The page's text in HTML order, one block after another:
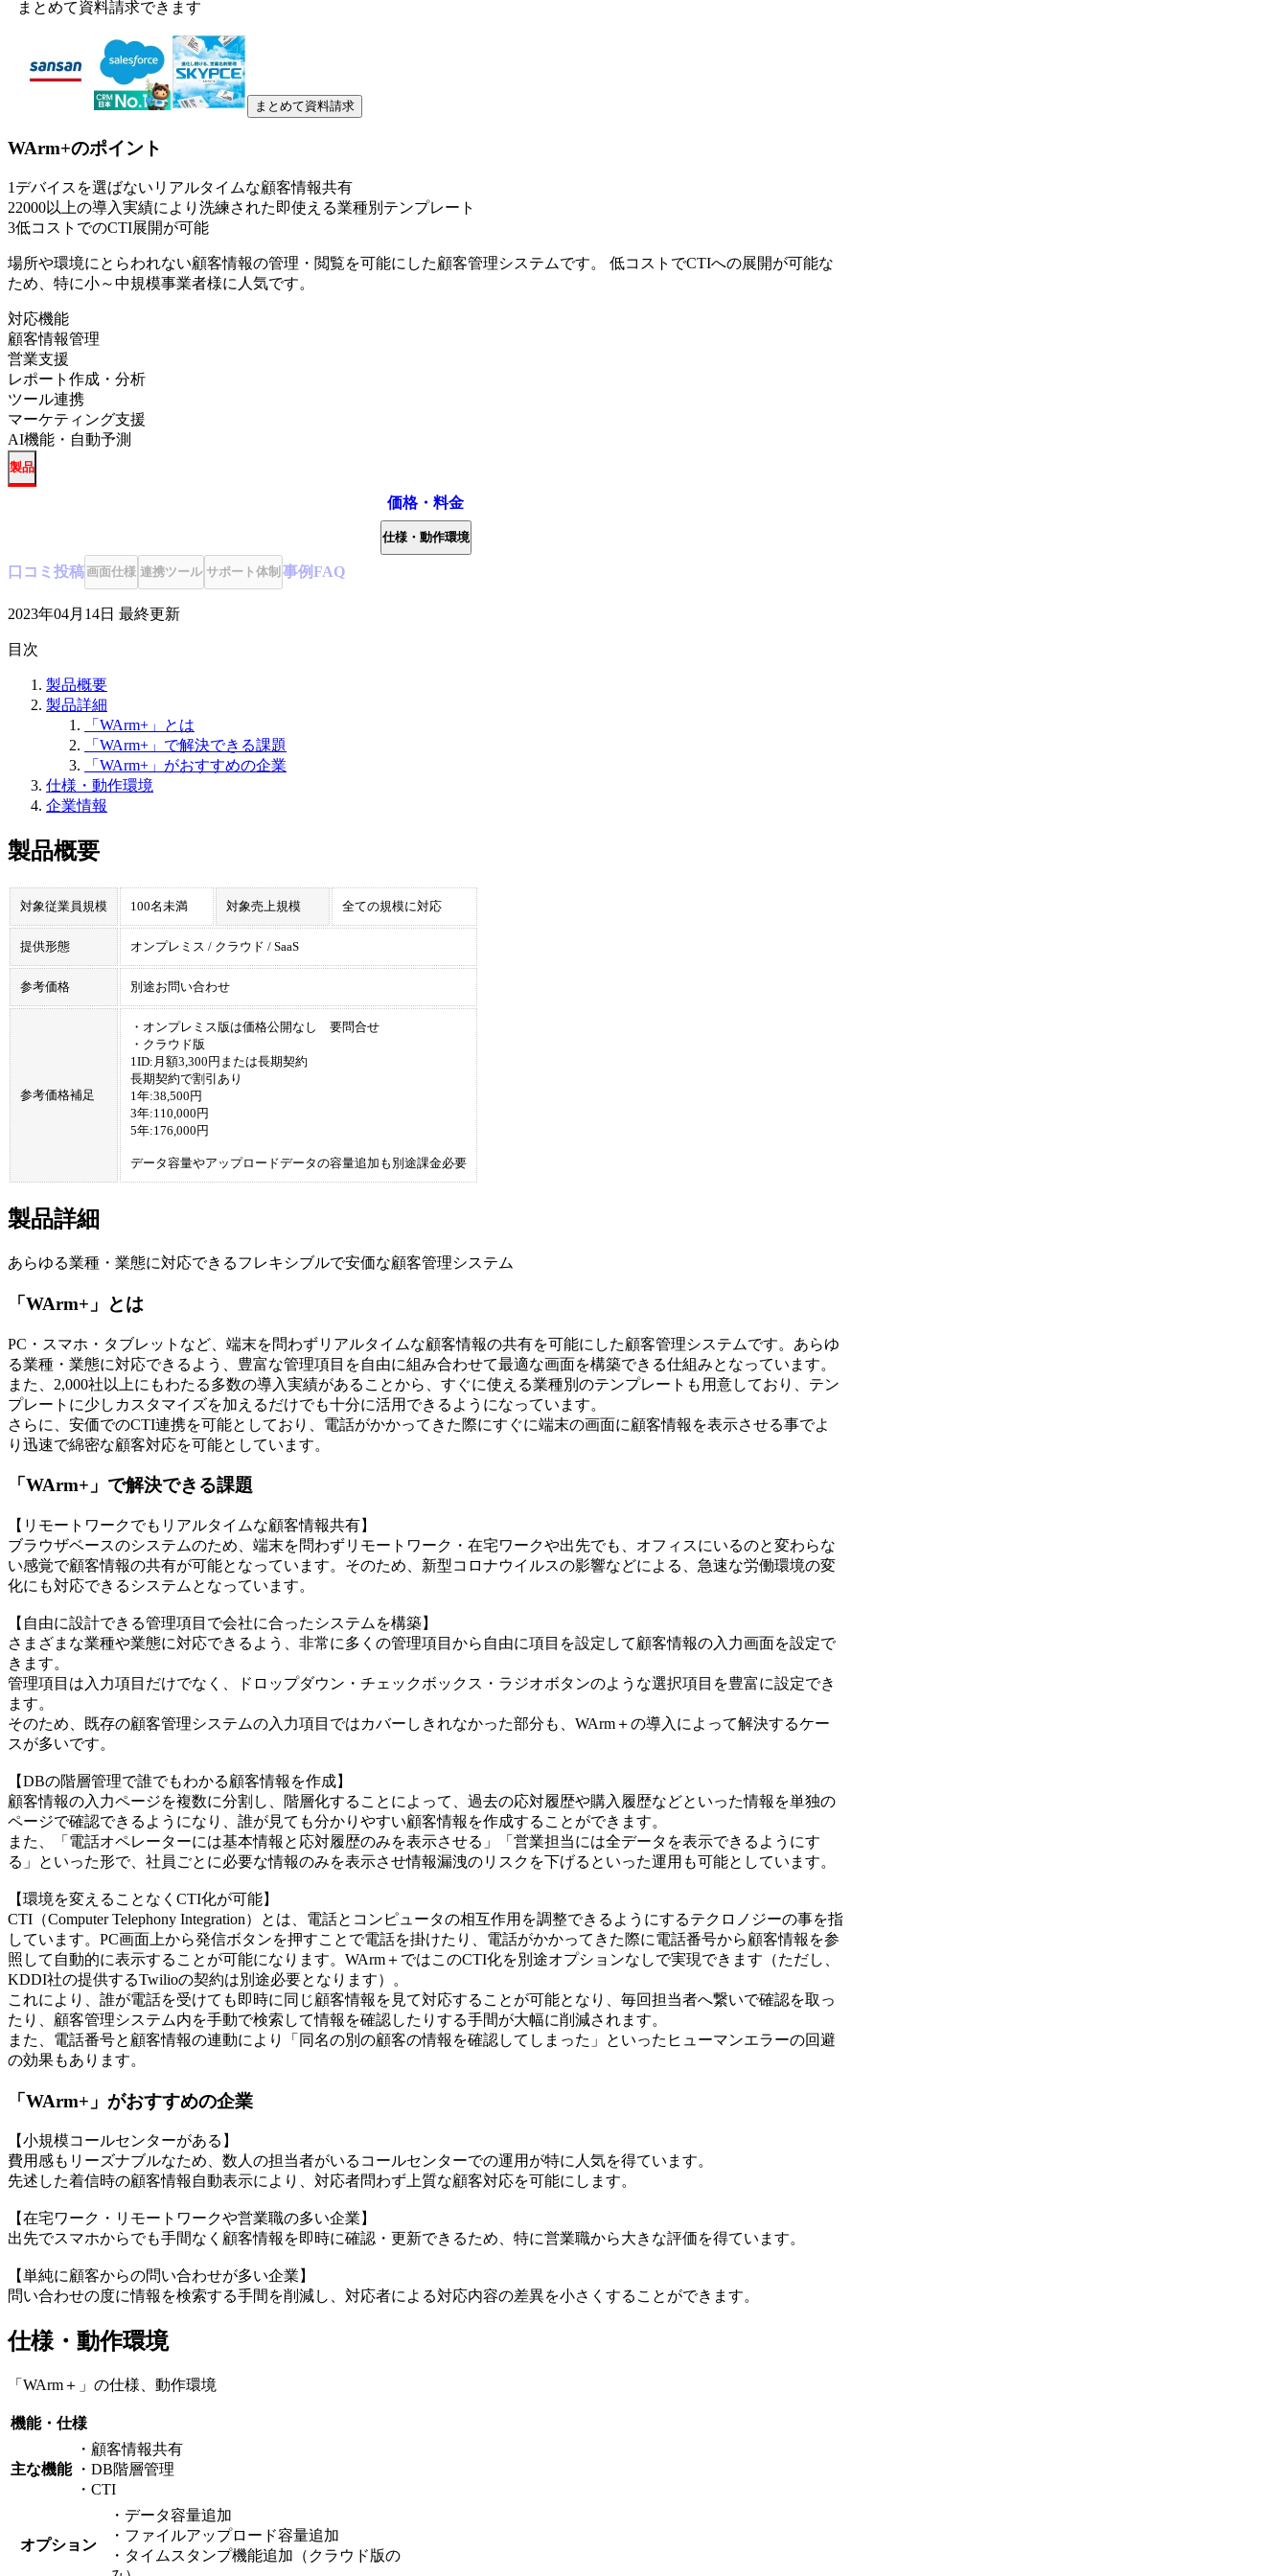
まとめて資料請求できます
まとめて資料請求
WArm+のポイント
1デバイスを選ばないリアルタイムな顧客情報共有
22000以上の導入実績により洗練された即使える業種別テンプレート
3低コストでのCTI展開が可能
場所や環境にとらわれない顧客情報の管理・閲覧を可能にした顧客管理システムです。 低コストでCTIへの展開が可能な
ため、特に小～中規模事業者様に人気です。
対応機能
顧客情報管理
営業支援
レポート作成・分析
ツール連携
マーケティング支援
AI機能・自動予測
製品
価格・料金
仕様・動作環境
口コミ 投稿画面仕様 連携ツール サポート体制 事例FAQ
2023年04月14日 最終更新
目次
製品概要
製品詳細
「WArm+」とは
「WArm+」で解決できる課題
「WArm+」がおすすめの企業
仕様・動作環境
企業情報
製品概要
対象従業員規模 100名未満 対象売上規模 全ての規模に対応
提供形態 オンプレミス / クラウド / SaaS
参考価格 別途お問い合わせ
参考価格補足
・オンプレミス版は価格公開なし 要問合せ
・クラウド版
1ID:月額3,300円または長期契約
長期契約で割引あり
1年:38,500円
3年:110,000円
5年:176,000円
データ容量やアップロードデータの容量追加も別途課金必要
製品詳細
あらゆる業種・業態に対応できるフレキシブルで安価な顧客管理システム
「WArm+」とは
PC・スマホ・タブレットなど、端末を問わずリアルタイムな顧客情報の共有を可能にした顧客管理システムです。あらゆ
る業種・業態に対応できるよう、豊富な管理項目を自由に組み合わせて最適な画面を構築できる仕組みとなっています。
また、2,000社以上にもわたる多数の導入実績があることから、すぐに使える業種別のテンプレートも用意しており、テン
プレートに少しカスタマイズを加えるだけでも十分に活用できるようになっています。
さらに、安価でのCTI連携を可能としており、電話がかかってきた際にすぐに端末の画面に顧客情報を表示させる事でよ
り迅速で綿密な顧客対応を可能としています。
「WArm+」で解決できる課題
【リモートワークでもリアルタイムな顧客情報共有】
ブラウザベースのシステムのため、端末を問わずリモートワーク・在宅ワークや出先でも、オフィスにいるのと変わらな
い感覚で顧客情報の共有が可能となっています。そのため、新型コロナウイルスの影響などによる、急速な労働環境の変
化にも対応できるシステムとなっています。
【自由に設計できる管理項目で会社に合ったシステムを構築】
さまざまな業種や業態に対応できるよう、非常に多くの管理項目から自由に項目を設定して顧客情報の入力画面を設定で
きます。
管理項目は入力項目だけでなく、ドロップダウン・チェックボックス・ラジオボタンのような選択項目を豊富に設定でき
ます。
そのため、既存の顧客管理システムの入力項目ではカバーしきれなかった部分も、WArm＋の導入によって解決するケー
スが多いです。
【DBの階層管理で誰でもわかる顧客情報を作成】
顧客情報の入力ページを複数に分割し、階層化することによって、過去の応対履歴や購入履歴などといった情報を単独の
ページで確認できるようになり、誰が見ても分かりやすい顧客情報を作成することができます。
また、「電話オペレーターには基本情報と応対履歴のみを表示させる」「営業担当には全データを表示できるようにす
る」といった形で、社員ごとに必要な情報のみを表示させ情報漏洩のリスクを下げるといった運用も可能としています。
【環境を変えることなくCTI化が可能】
CTI（Computer Telephony Integration）とは、電話とコンピュータの相互作用を調整できるようにするテクロノジーの事を指
しています。PC画面上から発信ボタンを押すことで電話を掛けたり、電話がかかってきた際に電話番号から顧客情報を参
照して自動的に表示することが可能になります。WArm＋ではこのCTI化を別途オプションなしで実現できます（ただし、
KDDI社の提供するTwilioの契約は別途必要となります）。
これにより、誰が電話を受けても即時に同じ顧客情報を見て対応することが可能となり、毎回担当者へ繋いで確認を取っ
たり、顧客管理システム内を手動で検索して情報を確認したりする手間が大幅に削減されます。
また、電話番号と顧客情報の連動により「同名の別の顧客の情報を確認してしまった」といったヒューマンエラーの回避
の効果もあります。
「WArm+」がおすすめの企業
【小規模コールセンターがある】
費用感もリーズナブルなため、数人の担当者がいるコールセンターでの運用が特に人気を得ています。
先述した着信時の顧客情報自動表示により、対応者問わず上質な顧客対応を可能にします。
【在宅ワーク・リモートワークや営業職の多い企業】
出先でスマホからでも手間なく顧客情報を即時に確認・更新できるため、特に営業職から大きな評価を得ています。
【単純に顧客からの問い合わせが多い企業】
問い合わせの度に情報を検索する手間を削減し、対応者による対応内容の差異を小さくすることができます。
仕様・動作環境
「WArm＋」の仕様、動作環境
機能・仕様
主な機能
・顧客情報共有
・DB階層管理
・CTI
オプション
・データ容量追加
・ファイルアップロード容量追加
・タイムスタンプ機能追加（クラウド版の